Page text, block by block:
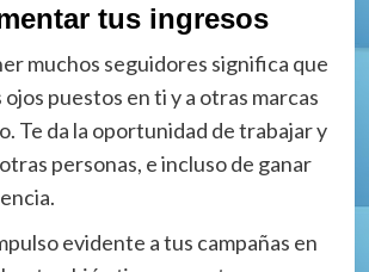
tus ingresos
muchos seguidores significa que
puestos en ti y a otras marcas
Te da la oportunidad de trabajar y
personas, e incluso de ganar
evidente a tus campañas en